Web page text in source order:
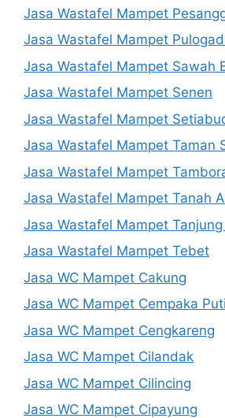
Jasa Wastafel Mampet
Jasa Wastafel Mampet
Jasa Wastafel Mampet Sawah
Jasa Wastafel Mampet Senen
Jasa Wastafel Mampet
Jasa Wastafel Mampet Taman
Jasa Wastafel Mampet
Jasa Wastafel Mampet Tanah
Jasa Wastafel Mampet
Jasa Wastafel Mampet Tebet
Jasa WC Mampet Cakung
Jasa WC Mampet Cempaka
Jasa WC Mampet Cengkareng
Jasa WC Mampet Cilandak
Jasa WC Mampet Cilincing
Jasa WC Mampet Cipayung